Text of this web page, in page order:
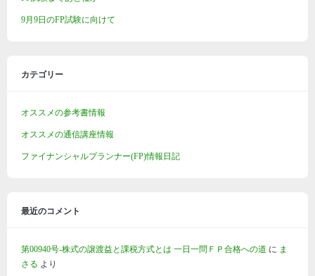
9月9日のFP試験に向けて
カテゴリー
オススメの参考書情報
オススメの通信講座情報
ファイナンシャルプランナー(FP)情報日記
最近のコメント
第00940号-株式の譲渡益と課税方式とは 一日一問ＦＰ合格への道 に ま
さる より